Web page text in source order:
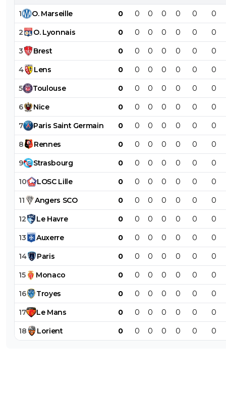
1 O. Marseille 0 0 0 0 0 0 0
2 O. Lyonnais 0 0 0 0 0 0 0
3 Brest 0 0 0 0 0 0 0
4 Lens 0 0 0 0 0 0 0
5 Toulouse 0 0 0 0 0 0 0
6 Nice 0 0 0 0 0 0 0
7 Paris Saint Germain 0 0 0 0 0 0 0
8 Rennes 0 0 0 0 0 0 0
9 Strasbourg 0 0 0 0 0 0 0
10 LOSC Lille 0 0 0 0 0 0 0
11 Angers SCO 0 0 0 0 0 0 0
12 Le Havre 0 0 0 0 0 0 0
13 Auxerre 0 0 0 0 0 0 0
14 Paris 0 0 0 0 0 0 0
15 Monaco 0 0 0 0 0 0 0
16 Troyes 0 0 0 0 0 0 0
17 Le Mans 0 0 0 0 0 0 0
18 Lorient 0 0 0 0 0 0 0